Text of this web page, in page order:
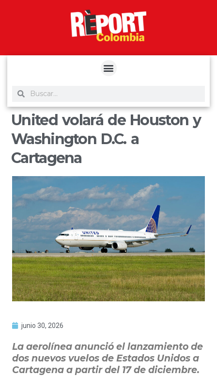
United volará de Houston y
Washington D.C. a
Cartagena
junio 30, 2026
La aerolínea anunció el lanzamiento de
dos nuevos vuelos de Estados Unidos a
Cartagena a partir del 17 de diciembre.